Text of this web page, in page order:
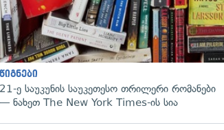
წიგნები
21-ე საუკუნის საუკეთესო თრილერი რომანები
— ნახეთ The New York Times-ის სია